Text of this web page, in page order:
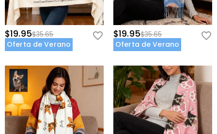
$19.95$35.65
Oferta de Verano
$19.95$35.65
Oferta de Verano